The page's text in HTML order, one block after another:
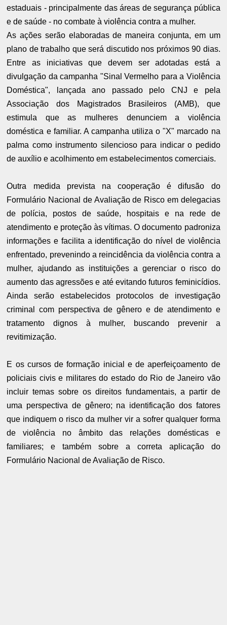
estaduais - principalmente das áreas de segurança pública
e de saúde - no combate à violência contra a mulher.
As ações serão elaboradas de maneira conjunta, em um
plano de trabalho que será discutido nos próximos 90 dias.
Entre as iniciativas que devem ser adotadas está a
divulgação da campanha "Sinal Vermelho para a Violência
Doméstica", lançada ano passado pelo CNJ e pela
Associação dos Magistrados Brasileiros (AMB), que
estimula que as mulheres denunciem a violência
doméstica e familiar. A campanha utiliza o "X" marcado na
palma como instrumento silencioso para indicar o pedido
de auxílio e acolhimento em estabelecimentos comerciais.
Outra medida prevista na cooperação é difusão do
Formulário Nacional de Avaliação de Risco em delegacias
de polícia, postos de saúde, hospitais e na rede de
atendimento e proteção às vítimas. O documento padroniza
informações e facilita a identificação do nível de violência
enfrentado, prevenindo a reincidência da violência contra a
mulher, ajudando as instituições a gerenciar o risco do
aumento das agressões e até evitando futuros feminicídios.
Ainda serão estabelecidos protocolos de investigação
criminal com perspectiva de gênero e de atendimento e
tratamento dignos à mulher, buscando prevenir a
revitimização.
E os cursos de formação inicial e de aperfeiçoamento de
policiais civis e militares do estado do Rio de Janeiro vão
incluir temas sobre os direitos fundamentais, a partir de
uma perspectiva de gênero; na identificação dos fatores
que indiquem o risco da mulher vir a sofrer qualquer forma
de violência no âmbito das relações domésticas e
familiares; e também sobre a correta aplicação do
Formulário Nacional de Avaliação de Risco.